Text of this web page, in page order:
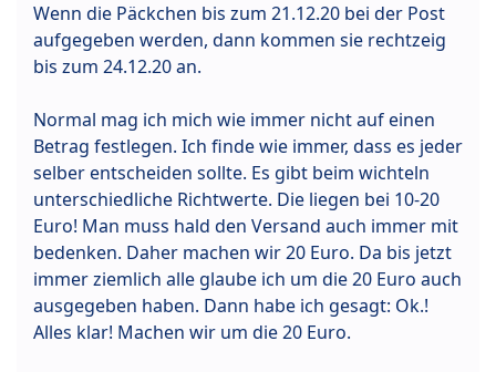
Wenn die Päckchen bis zum 21.12.20 bei der Post
aufgegeben werden, dann kommen sie rechtzeig
bis zum 24.12.20 an.
Normal mag ich mich wie immer nicht auf einen
Betrag festlegen. Ich finde wie immer, dass es jeder
selber entscheiden sollte. Es gibt beim wichteln
unterschiedliche Richtwerte. Die liegen bei 10-20
Euro! Man muss hald den Versand auch immer mit
bedenken. Daher machen wir 20 Euro. Da bis jetzt
immer ziemlich alle glaube ich um die 20 Euro auch
ausgegeben haben. Dann habe ich gesagt: Ok.!
Alles klar! Machen wir um die 20 Euro.